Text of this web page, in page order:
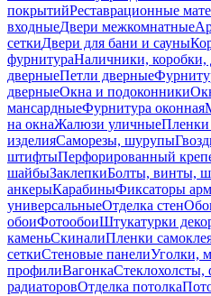
покрытийРеставрационные
входныеДвери межкомнатные
сеткиДвери для бани и сауны
фурнитураНаличники, коробки,
дверныеПетли дверные
дверныеОкна и подоконники
мансардныеФурнитура оконная
на окнаЖалюзи уличныеПленки
изделияСаморезы, шурупы
штифтыПерфорированный
шайбыЗаклепкиБолты, винты,
анкерыКарабиныФиксаторы
универсальныеОтделка стен
обоиФотообоиШтукатурки
каменьСкиналиПленки
сеткиСтеновые панелиУголки,
профилиВагонкаСтеклохолсты,
радиаторовОтделка потолка